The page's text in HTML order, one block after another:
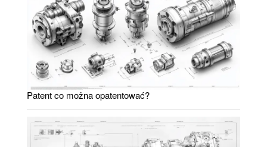
Patent co można opatentować?